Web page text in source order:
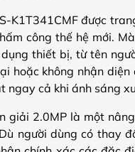
K1T341CMF được
công thế hệ mới.
thiết bị, từ tên
hoặc không nhận
ngay cả khi ánh sáng
giải 2.0MP là một
người dùng có thay